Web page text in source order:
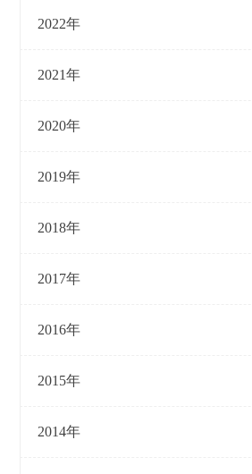
2022年
2021年
2020年
2019年
2018年
2017年
2016年
2015年
2014年